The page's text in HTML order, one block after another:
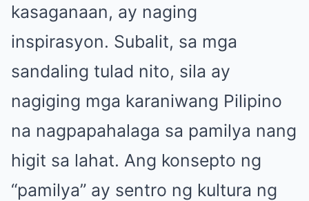
kasaganaan, ay naging
inspirasyon. Subalit, sa mga
sandaling tulad nito, sila ay
nagiging mga karaniwang Pilipino
na nagpapahalaga sa pamilya nang
higit sa lahat. Ang konsepto ng
“pamilya” ay sentro ng kultura ng